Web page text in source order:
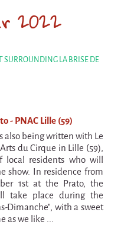
project surrounding
2022
SURROUNDING LA BRISE DE
- PNAC Lille (59)
being written with Le
du Cirque in Lille (59),
residents who will
show. In residence from
1st at the Prato, the
take place during the
Dimanche", with a sweet
as we like ...